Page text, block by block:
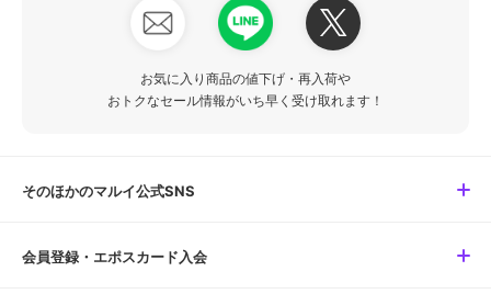
お気に入り商品の値下げ・再入荷や
おトクなセール情報がいち早く受け取れます！
そのほかのマルイ公式SNS
会員登録・エポスカード入会